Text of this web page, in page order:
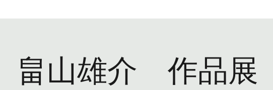
table bench Mirrors lights Stay Schedule
畠山雄介 作品展